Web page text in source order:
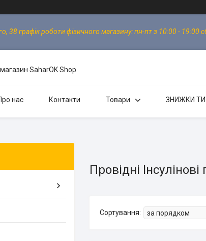
38 графік роботи фізичного магазину: пн-пт з 10:00 - 19:00
SaharOK Shop
нас Контакти Товари ЗНИЖКИ
Провідні